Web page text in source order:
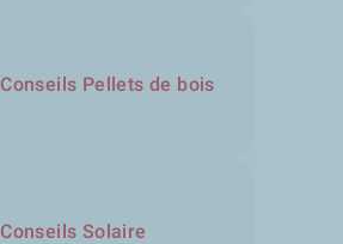
Conseils Pellets de bois
Conseils Solaire